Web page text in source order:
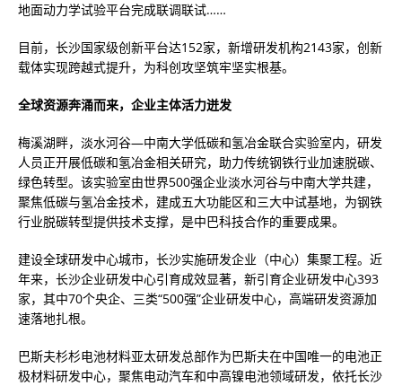
地面动力学试验平台完成联调联试……
目前，长沙国家级创新平台达152家，新增研发机构2143家，创新
载体实现跨越式提升，为科创攻坚筑牢坚实根基。
全球资源奔涌而来，企业主体活力迸发
梅溪湖畔，淡水河谷—中南大学低碳和氢冶金联合实验室内，研发
人员正开展低碳和氢冶金相关研究，助力传统钢铁行业加速脱碳、
绿色转型。该实验室由世界500强企业淡水河谷与中南大学共建，
聚焦低碳与氢冶金技术，建成五大功能区和三大中试基地，为钢铁
行业脱碳转型提供技术支撑，是中巴科技合作的重要成果。
建设全球研发中心城市，长沙实施研发企业（中心）集聚工程。近
年来，长沙企业研发中心引育成效显著，新引育企业研发中心393
家，其中70个央企、三类“500强”企业研发中心，高端研发资源加
速落地扎根。
巴斯夫杉杉电池材料亚太研发总部作为巴斯夫在中国唯一的电池正
极材料研发中心，聚焦电动汽车和中高镍电池领域研发，依托长沙